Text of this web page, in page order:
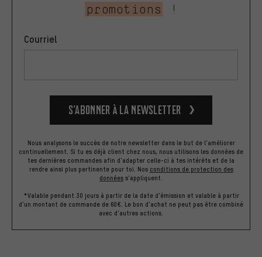
promotions
!
Courriel
S’abonner à la newsletter
Nous analysons le succès de notre newsletter dans le but de l'améliorer
continuellement. Si tu es déjà client chez nous, nous utilisons les données de
tes dernières commandes afin d'adapter celle-ci à tes intérêts et de la
rendre ainsi plus pertinente pour toi. Nos conditions de protection des
données s'appliquent.
*Valable pendant 30 jours à partir de la date d'émission et valable à partir
d'un montant de commande de 60€. Le bon d'achat ne peut pas être combiné
avec d'autres actions.